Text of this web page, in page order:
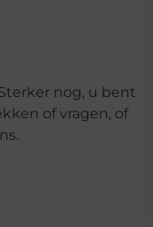
nog, u bent
of vragen, of